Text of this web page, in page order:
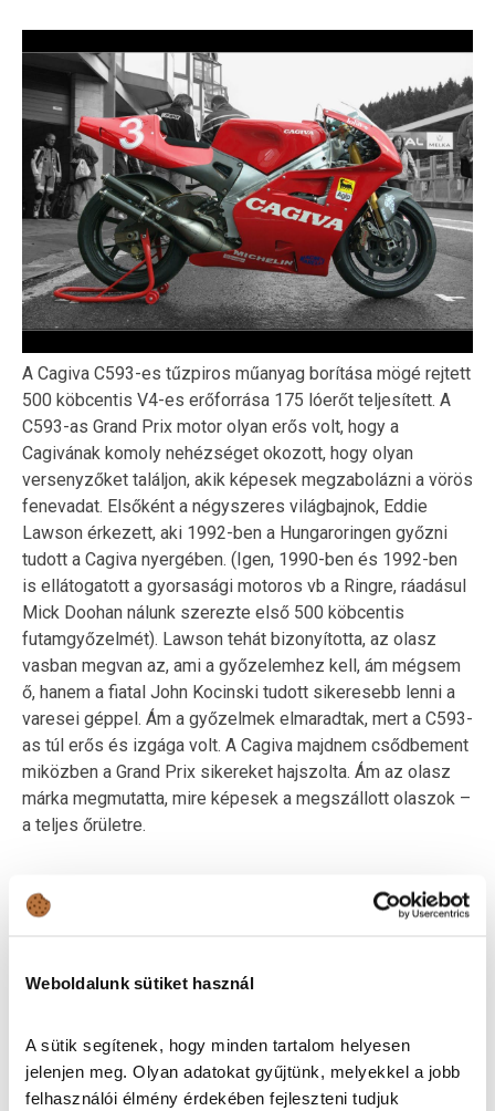
Weboldalunk sütiket használ
A sütik segítenek, hogy minden tartalom helyesen
jelenjen meg. Olyan adatokat gyűjtünk, melyekkel a jobb
felhasználói élmény érdekében fejleszteni tudjuk
A Cagiva C593-es tűzpiros műanyag borítása mögé rejtett
500 köbcentis V4-es erőforrása 175 lóerőt teljesített. A
C593-as Grand Prix motor olyan erős volt, hogy a
Cagivának komoly nehézséget okozott, hogy olyan
versenyzőket találjon, akik képesek megzabolázni a vörös
fenevadat. Elsőként a négyszeres világbajnok, Eddie
Lawson érkezett, aki 1992-ben a Hungaroringen győzni
tudott a Cagiva nyergében. (Igen, 1990-ben és 1992-ben
is ellátogatott a gyorsasági motoros vb a Ringre, ráadásul
Mick Doohan nálunk szerezte első 500 köbcentis
futamgyőzelmét). Lawson tehát bizonyította, az olasz
vasban megvan az, ami a győzelemhez kell, ám mégsem
ő, hanem a fiatal John Kocinski tudott sikeresebb lenni a
varesei géppel. Ám a győzelmek elmaradtak, mert a C593-
as túl erős és izgága volt. A Cagiva majdnem csődbement
miközben a Grand Prix sikereket hajszolta. Ám az olasz
márka megmutatta, mire képesek a megszállott olaszok –
a teljes őrületre.